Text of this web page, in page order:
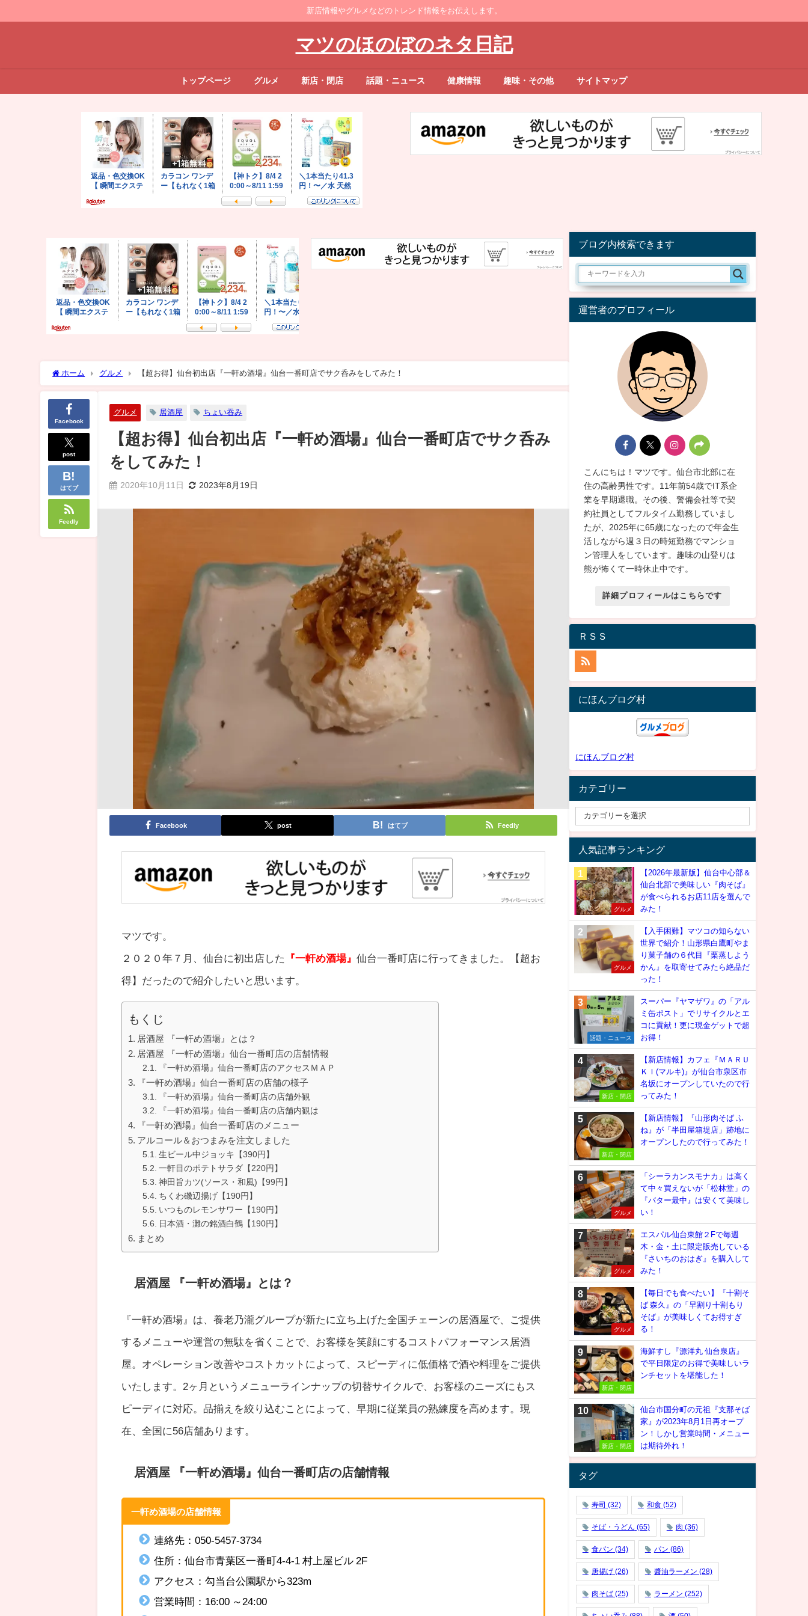
新店情報やグルメなどのトレンド情報をお伝えします。
マツのほのぼのネタ日記
トップページ グルメ 新店・閉店 話題・ニュース 健康情報 趣味・その他 サイトマップ
ホーム グルメ 【超お得】仙台初出店『一軒め酒場』仙台一番町店でサク呑みをしてみた！
Facebook
post
はてブ
Feedly
グルメ 居酒屋 ちょい吞み
【超お得】仙台初出店『一軒め酒場』仙台一番町店でサク呑み
をしてみた！
2020年10月11日 2023年8月19日
Facebook post はてブ Feedly
マツです。
２０２０年７月、仙台に初出店した 『一軒め酒場』仙台一番町店に行ってきました。【超お
得】だったので紹介したいと思います。
もくじ
居酒屋 『一軒め酒場』とは？
居酒屋 『一軒め酒場』仙台一番町店の店舗情報
『一軒め酒場』仙台一番町店のアクセスＭＡＰ
『一軒め酒場』仙台一番町店の店舗の様子
『一軒め酒場』仙台一番町店の店舗外観
『一軒め酒場』仙台一番町店の店舗内観は
『一軒め酒場』仙台一番町店のメニュー
アルコール＆おつまみを注文しました
生ビール中ジョッキ【390円】
一軒目のポテトサラダ【220円】
神田旨カツ(ソース・和風)【99円】
ちくわ磯辺揚げ【190円】
いつものレモンサワー【190円】
日本酒・灘の銘酒白鶴【190円】
まとめ
居酒屋 『一軒め酒場』とは？
『一軒め酒場』は、養老乃瀧グループが新たに立ち上げた全国チェーンの居酒屋で、ご提供
するメニューや運営の無駄を省くことで、お客様を笑顔にするコストパフォーマンス居酒
屋。オペレーション改善やコストカットによって、スピーディに低価格で酒や料理をご提供
いたします。2ヶ月というメニューラインナップの切替サイクルで、お客様のニーズにもス
ピーディに対応。品揃えを絞り込むことによって、早期に従業員の熟練度を高めます。現
在、全国に56店舗あります。
居酒屋 『一軒め酒場』仙台一番町店の店舗情報
一軒め酒場の店舗情報
連絡先：050-5457-3734
住所：仙台市青葉区一番町4-4-1 村上屋ビル 2F
アクセス：勾当台公園駅から323m
営業時間： 16:00 ～24:00
ブログ内検索できます
運営者のプロフィール
こんにちは！マツです。仙台市北部に在
住の高齢男性です。11年前54歳でIT系企
業を早期退職。その後、警備会社等で契
約社員としてフルタイム勤務していまし
たが、2025年に65歳になったので年金生
活しながら週３日の時短勤務でマンショ
ン管理人をしています。趣味の山登りは
熊が怖くて一時休止中です。
詳細プロフィールはこちらです
ＲＳＳ
にほんブログ村
にほんブログ村
カテゴリー
人気記事ランキング
グルメ
【2026年最新版】仙台中心部＆
仙台北部で美味しい『肉そば』
が食べられるお店11店を選んで
みた！
グルメ
【入手困難】マツコの知らない
世界で紹介！山形県白鷹町やま
り菓子舗の６代目『栗蒸しよう
かん』を取寄せてみたら絶品だ
った！
話題・ニュース
スーパー『ヤマザワ』の「アル
ミ缶ポスト」でリサイクルとエ
コに貢献！更に現金ゲットで超
お得！
新店・閉店
【新店情報】カフェ『ＭＡＲＵ
ＫＩ(マルキ)』が仙台市泉区市
名坂にオープンしていたので行
ってみた！
新店・閉店
【新店情報】『山形肉そば ふ
ね』が「半田屋箱堤店」跡地に
オープンしたので行ってみた！
グルメ
「シーラカンスモナカ」は高く
て中々買えないが「松林堂」の
『バター最中』は安くて美味し
い！
グルメ
エスパル仙台東館２Fで毎週
木・金・土に限定販売している
『さいちのおはぎ』を購入して
みた！
グルメ
【毎日でも食べたい】『十割そ
ば 森久』の「早割り十割もり
そば」が美味しくてお得すぎ
る！
新店・閉店
海鮮すし『源洋丸 仙台泉店』
で平日限定のお得で美味しいラ
ンチセットを堪能した！
新店・閉店
仙台市国分町の元祖『支那そば
家』が2023年8月1日再オープ
ン！しかし営業時間・メニュー
は期待外れ！
タグ
寿司 (32) 和食(52)
そば・うどん (65) 肉 (36)
食パン (34) パン (86)
唐揚げ (26) 醬油ラーメン (28)
肉そば (25) ラーメン (252)